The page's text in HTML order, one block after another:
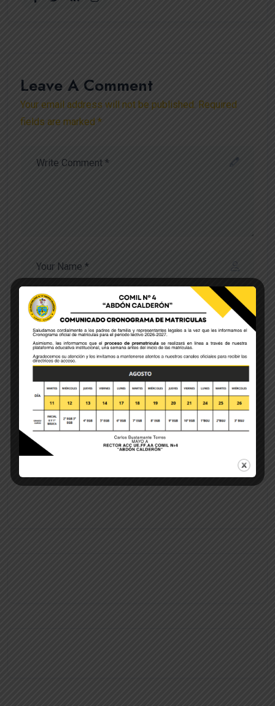
Leave A Comment
Your email address will not be published. Required
fields are marked *
Save my name, email, and website in this browser
for the next time I comment.
POST COMMENT